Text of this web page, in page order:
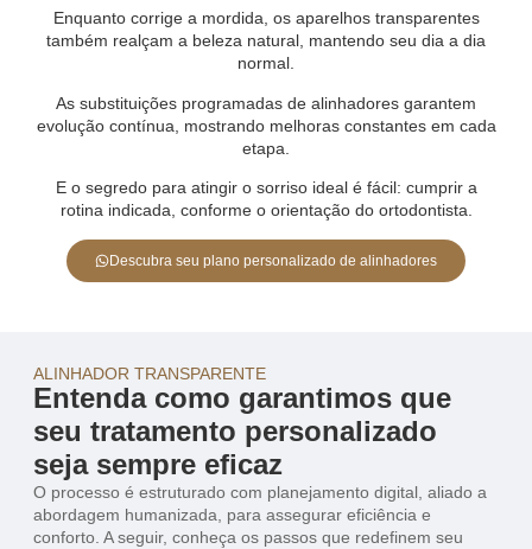
Enquanto corrige a mordida, os aparelhos transparentes
também realçam a beleza natural, mantendo seu dia a dia
normal.
As substituições programadas de alinhadores garantem
evolução contínua, mostrando melhoras constantes em cada
etapa.
E o segredo para atingir o sorriso ideal é fácil: cumprir a
rotina indicada, conforme o orientação do ortodontista.
Descubra seu plano personalizado de alinhadores
ALINHADOR TRANSPARENTE
Entenda como garantimos que
seu tratamento personalizado
seja sempre eficaz
O processo é estruturado com planejamento digital, aliado a
abordagem humanizada, para assegurar eficiência e
conforto. A seguir, conheça os passos que redefinem seu